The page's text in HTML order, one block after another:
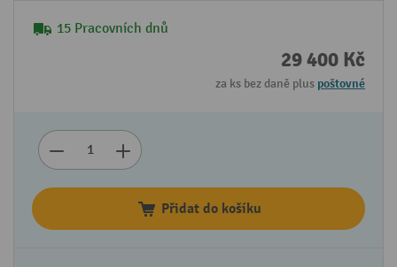
15 Pracovních dnů
29 400 Kč
za ks bez daně plus poštovné
Přidat do košíku